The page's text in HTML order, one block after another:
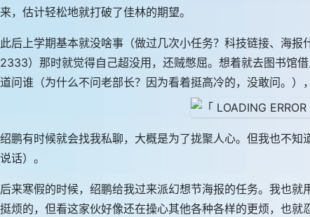
来，估计轻松地就打破了佳林的期望。
此后上学期基本就没啥事（做过几次小任务？科技链接、海
2333）那时就觉得自己超没用，还贼憋屈。想着就去图书馆
道问谁（为什么不问老部长？因为看着挺高冷的，没敢问。）
绍鹏有时候就会找我私聊，大概是为了拢聚人心。但我也不
说话）。
后来寒假的时候，绍鹏给我过来派幻想节海报的任务。我也
挺烦的，但看这家伙好像还在操心其他各种各样的更烦，也就